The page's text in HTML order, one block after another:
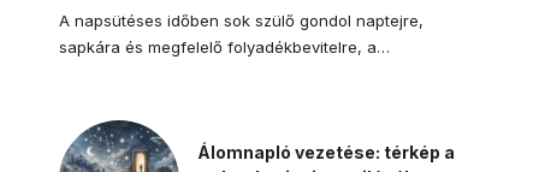
A napsütéses időben sok szülő gondol naptejre,
sapkára és megfelelő folyadékbevitelre, a…
Álomnapló vezetése: térkép a